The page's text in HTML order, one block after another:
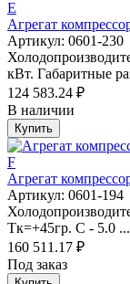
Агрегат
Артикул: 0601-230
кВт. Габаритные
124 583.24 ₽
В наличии
Купить
Агрегат
Артикул: 0601-194
Тк=+45гр. С - 5.0 ...
160 511.17 ₽
Под заказ